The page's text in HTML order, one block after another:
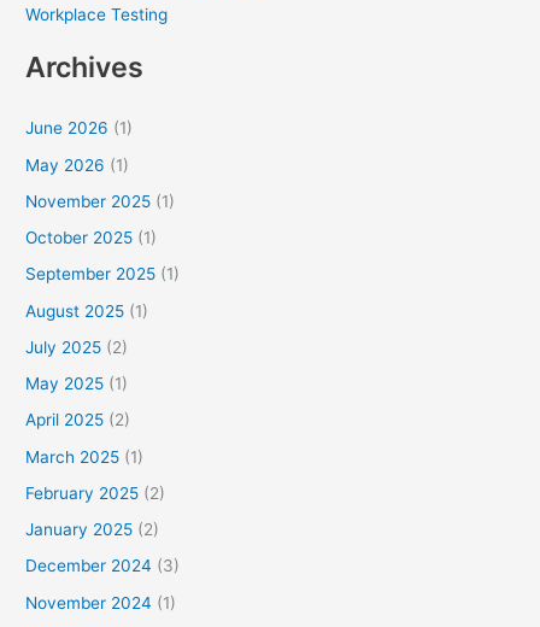
Workplace Testing
Archives
June 2026 (1)
May 2026 (1)
November 2025 (1)
October 2025 (1)
September 2025 (1)
August 2025 (1)
July 2025 (2)
May 2025 (1)
April 2025 (2)
March 2025 (1)
February 2025 (2)
January 2025 (2)
December 2024 (3)
November 2024 (1)